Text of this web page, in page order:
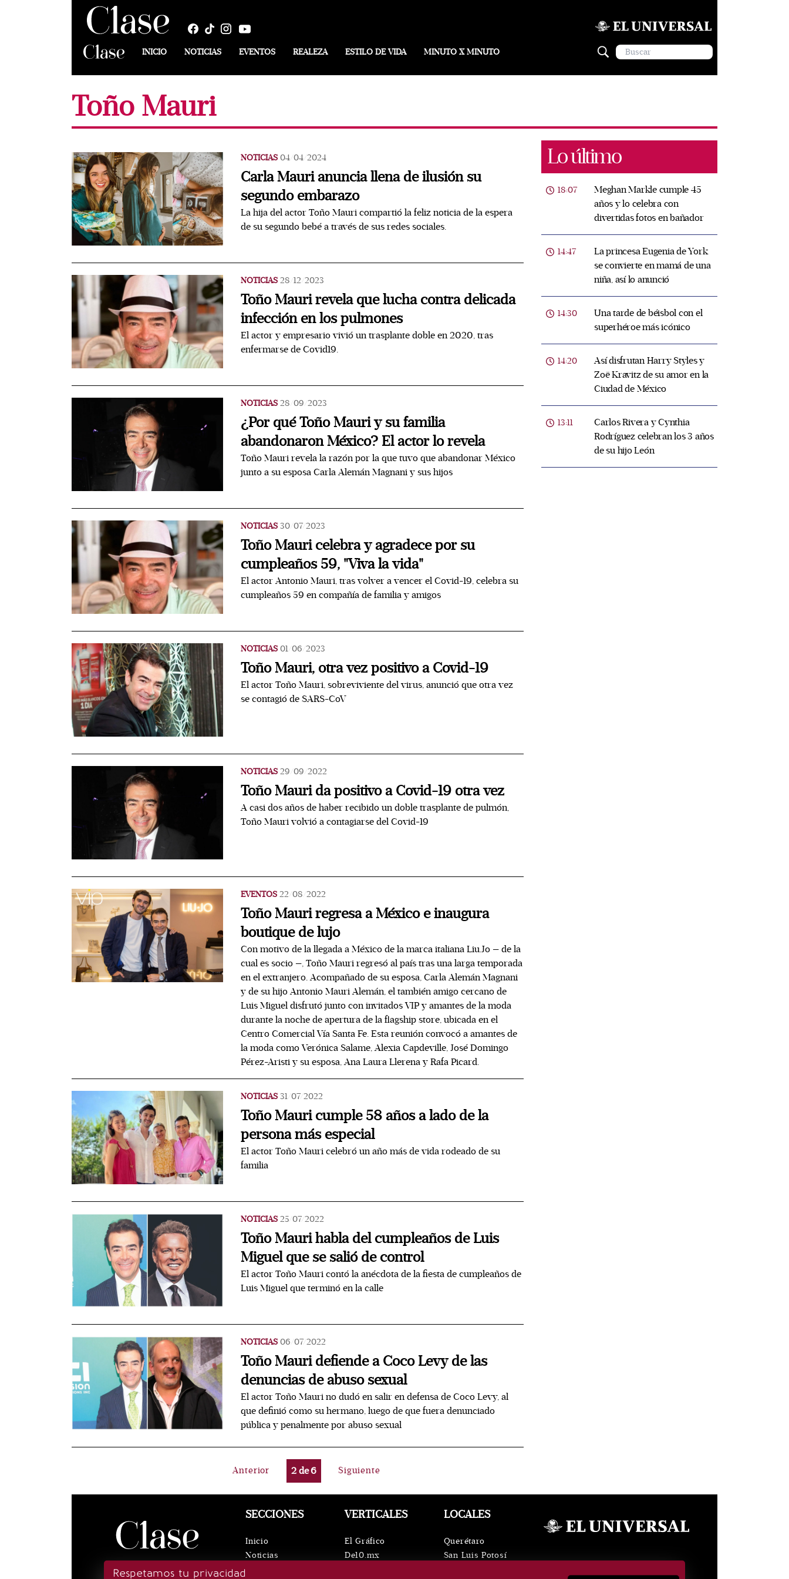
INICIO NOTICIAS EVENTOS REALEZA ESTILO DE VIDA MINUTO X MINUTO
Toño Mauri
NOTICIAS 04/04/2024
Carla Mauri anuncia llena de ilusión su
segundo embarazo
La hija del actor Toño Mauri compartió la feliz noticia de la espera
de su segundo bebé a través de sus redes sociales.
NOTICIAS 28/12/2023
Toño Mauri revela que lucha contra delicada
infección en los pulmones
El actor y empresario vivió un trasplante doble en 2020, tras
enfermarse de Covid19.
NOTICIAS 28/09/2023
¿Por qué Toño Mauri y su familia
abandonaron México? El actor lo revela
Toño Mauri revela la razón por la que tuvo que abandonar México
junto a su esposa Carla Alemán Magnani y sus hijos
NOTICIAS 30/07/2023
Toño Mauri celebra y agradece por su
cumpleaños 59, "Viva la vida"
El actor Antonio Mauri, tras volver a vencer el Covid-19, celebra su
cumpleaños 59 en compañía de familia y amigos
NOTICIAS 01/06/2023
Toño Mauri, otra vez positivo a Covid-19
El actor Toño Mauri, sobreviviente del virus, anunció que otra vez
se contagió de SARS-CoV
NOTICIAS 29/09/2022
Toño Mauri da positivo a Covid-19 otra vez
A casi dos años de haber recibido un doble trasplante de pulmón,
Toño Mauri volvió a contagiarse del Covid-19
EVENTOS 22/08/2022
Toño Mauri regresa a México e inaugura
boutique de lujo
Con motivo de la llegada a México de la marca italiana Liu.Jo — de la
cual es socio —, Toño Mauri regresó al país tras una larga temporada
en el extranjero. Acompañado de su esposa, Carla Alemán Magnani
y de su hijo Antonio Mauri Alemán, el también amigo cercano de
Luis Miguel disfrutó junto con invitados VIP y amantes de la moda
durante la noche de apertura de la flagship store, ubicada en el
Centro Comercial Vía Santa Fe. Esta reunión convocó a amantes de
la moda como Verónica Salame, Alexia Capdeville, José Domingo
Pérez-Aristi y su esposa, Ana Laura Llerena y Rafa Picard.
NOTICIAS 31/07/2022
Toño Mauri cumple 58 años a lado de la
persona más especial
El actor Toño Mauri celebró un año más de vida rodeado de su
familia
NOTICIAS 25/07/2022
Toño Mauri habla del cumpleaños de Luis
Miguel que se salió de control
El actor Toño Mauri contó la anécdota de la fiesta de cumpleaños de
Luis Miguel que terminó en la calle
NOTICIAS 06/07/2022
Toño Mauri defiende a Coco Levy de las
denuncias de abuso sexual
El actor Toño Mauri no dudó en salir en defensa de Coco Levy, al
que definió como su hermano, luego de que fuera denunciado
pública y penalmente por abuso sexual
Anterior 2 de6 Siguiente
Lo último
18:07
Meghan Markle cumple 45
años y lo celebra con
divertidas fotos en bañador
14:47
La princesa Eugenia de York
se convierte en mamá de una
niña, así lo anunció
14:30
Una tarde de béisbol con el
superhéroe más icónico
14:20
Así disfrutan Harry Styles y
Zoë Kravitz de su amor en la
Ciudad de México
13:11
Carlos Rivera y Cynthia
Rodríguez celebran los 3 años
de su hijo León
Respetamos tu privacidad
SECCIONES
Inicio
Noticias
VERTICALES
El Gráfico
De10.mx
LOCALES
Querétaro
San Luis Potosí
SÍGUENOS